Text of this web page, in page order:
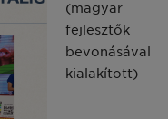
(magyar
fejlesztők
bevonásával
kialakított)